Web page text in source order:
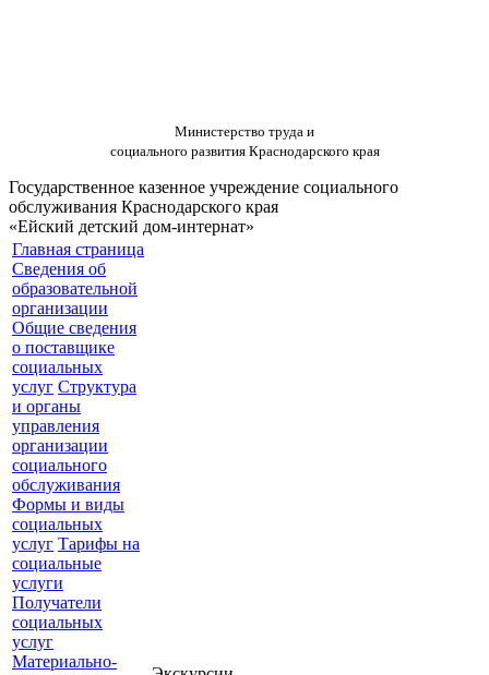
Министерство труда и
социального развития Краснодарского края
Государственное казенное учреждение социального
обслуживания Краснодарского края
«Ейский детский дом-интернат»
Главная страница
Сведения об
образовательной
организации
Общие сведения
о поставщике
социальных
услуг Структура
и органы
управления
организации
социального
обслуживания
Формы и виды
социальных
услуг Тарифы на
социальные
услуги
Получатели
социальных
услуг
Материально-